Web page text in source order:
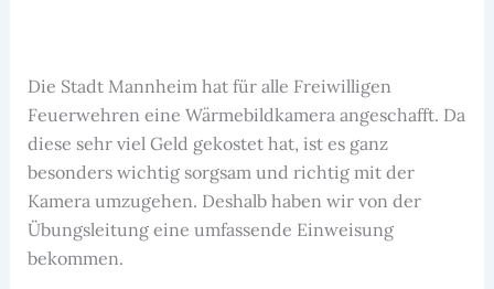
Die Stadt Mannheim hat für alle Freiwilligen
Feuerwehren eine Wärmebildkamera angeschafft. Da
diese sehr viel Geld gekostet hat, ist es ganz
besonders wichtig sorgsam und richtig mit der
Kamera umzugehen. Deshalb haben wir von der
Übungsleitung eine umfassende Einweisung
bekommen.